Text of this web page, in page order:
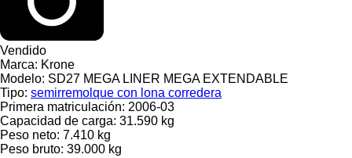
Vendido
Marca: Krone
Modelo: SD27 MEGA LINER MEGA EXTENDABLE
Tipo: semirremolque con lona corredera
Primera matriculación: 2006-03
Capacidad de carga: 31.590 kg
Peso neto: 7.410 kg
Peso bruto: 39.000 kg